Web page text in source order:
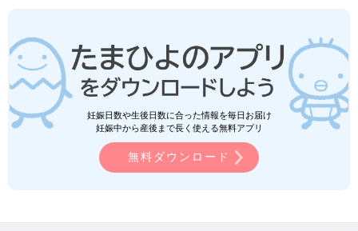
妊娠日数や生後日数に合った情報を毎日お届け
妊娠中から産後まで長く使える無料アプリ
無料ダウンロード